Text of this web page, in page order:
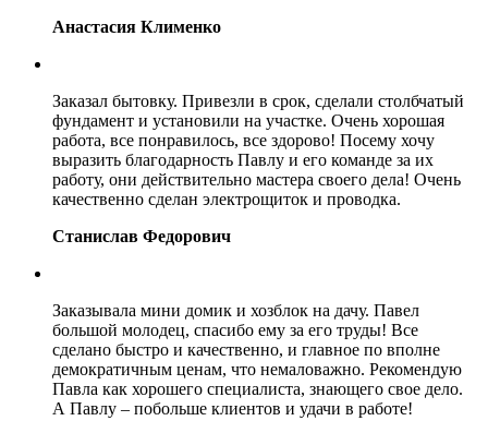
Анастасия Клименко
Заказал бытовку. Привезли в срок, сделали столбчатый
фундамент и установили на участке. Очень хорошая
работа, все понравилось, все здорово! Посему хочу
выразить благодарность Павлу и его команде за их
работу, они действительно мастера своего дела! Очень
качественно сделан электрощиток и проводка.
Станислав Федорович
Заказывала мини домик и хозблок на дачу. Павел
большой молодец, спасибо ему за его труды! Все
сделано быстро и качественно, и главное по вполне
демократичным ценам, что немаловажно. Рекомендую
Павла как хорошего специалиста, знающего свое дело.
А Павлу – побольше клиентов и удачи в работе!